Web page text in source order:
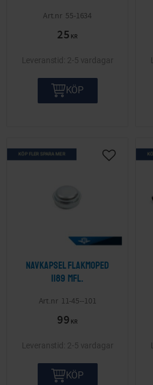
55-1634
25 KR
2-5 vardagar
KÖP
Navkapsel Flakmoped
1189 mfl.
11-45--101
99 KR
KÖP FLER SPARA MER
Lägg till i
2-5 vardagar
KÖP